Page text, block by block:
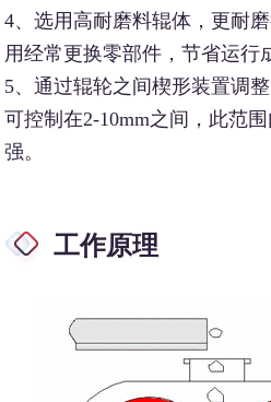
4、选用高耐磨料辊体，更耐
用经常更换零部件，节省运行
5、通过辊轮之间楔形装置调
可控制在2-10mm之间，此范
强。
工作原理